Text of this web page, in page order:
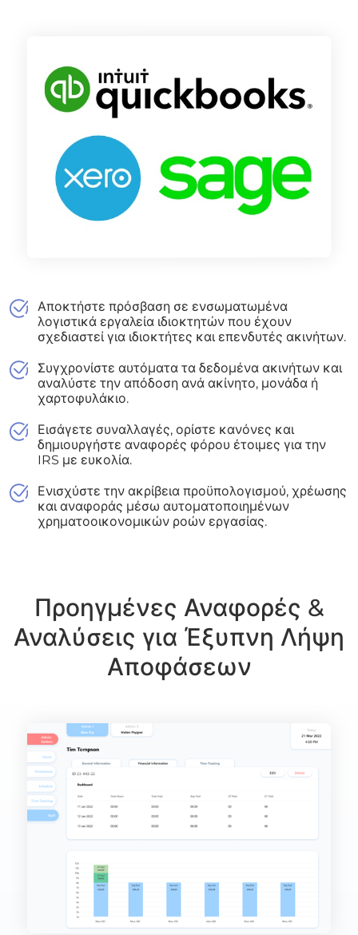
Αποκτήστε πρόσβαση σε ενσωματωμένα
λογιστικά εργαλεία ιδιοκτητών που έχουν
σχεδιαστεί για ιδιοκτήτες και επενδυτές ακινήτων.
Συγχρονίστε αυτόματα τα δεδομένα ακινήτων και
αναλύστε την απόδοση ανά ακίνητο, μονάδα ή
χαρτοφυλάκιο.
Εισάγετε συναλλαγές, ορίστε κανόνες και
δημιουργήστε αναφορές φόρου έτοιμες για την
IRS με ευκολία.
Ενισχύστε την ακρίβεια προϋπολογισμού, χρέωσης
και αναφοράς μέσω αυτοματοποιημένων
χρηματοοικονομικών ροών εργασίας.
Προηγμένες Αναφορές &
Αναλύσεις για Έξυπνη Λήψη
Αποφάσεων